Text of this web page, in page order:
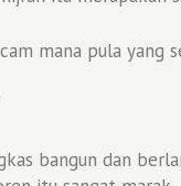
mana pula yang
bangun dan